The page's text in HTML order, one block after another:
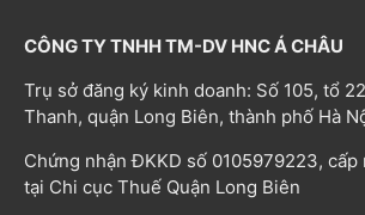
CÔNG TY TNHH TM-DV HNC Á CHÂU
Trụ sở đăng ký kinh doanh: Số 105, tổ
Thanh, quận Long Biên, thành phố Hà
Chứng nhận ĐKKD số 0105979223,
tại Chi cục Thuế Quận Long Biên